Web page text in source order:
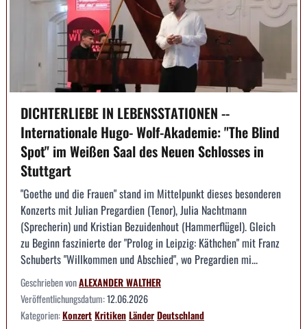
DICHTERLIEBE IN LEBENSSTATIONEN --
Internationale Hugo- Wolf-Akademie: "The Blind
Spot" im Weißen Saal des Neuen Schlosses in
Stuttgart
"Goethe und die Frauen" stand im Mittelpunkt dieses besonderen
Konzerts mit Julian Pregardien (Tenor), Julia Nachtmann
(Sprecherin) und Kristian Bezuidenhout (Hammerflügel). Gleich
zu Beginn faszinierte der "Prolog in Leipzig: Käthchen" mit Franz
Schuberts "Willkommen und Abschied", wo Pregardien mi...
Geschrieben vonALEXANDER WALTHER
Veröffentlichungsdatum:12.06.2026
Kategorien:KonzertKritikenLänderDeutschland